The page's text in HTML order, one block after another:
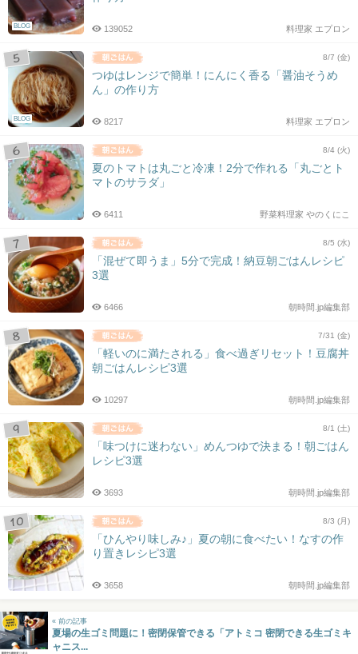
BLOG 料理家 エプロン
139052
BLOG
8/7 (金)
つゆはレンジで簡単！にんにく香る「醤油そうめ
ん」の作り方
料理家 エプロン
8217
8/4 (火)
夏のトマトは丸ごと冷凍！2分で作れる「丸ごとト
マトのサラダ」
野菜料理家 やのくにこ
6411
8/5 (水)
「混ぜて即うま」5分で完成！納豆朝ごはんレシピ
3選
朝時間.jp編集部
6466
7/31 (金)
「軽いのに満たされる」食べ過ぎリセット！豆腐丼
朝ごはんレシピ3選
朝時間.jp編集部
10297
8/1 (土)
「味つけに迷わない」めんつゆで決まる！朝ごはん
レシピ3選
朝時間.jp編集部
3693
8/3 (月)
「ひんやり味しみ♪」夏の朝に食べたい！なすの作
り置きレシピ3選
朝時間.jp編集部
3658
« 前の記事
夏場の生ゴミ問題に！密閉保管できる「アトミコ 密閉できる生ゴミキ
ャニス...